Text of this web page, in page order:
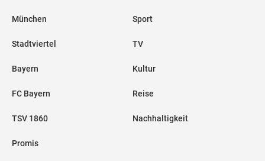
München
Stadtviertel
Bayern
FC Bayern
TSV 1860
Promis
Sport
TV
Kultur
Reise
Nachhaltigkeit